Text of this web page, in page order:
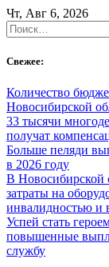
Skip
to
content
Чт, Авг 6, 2026
Найти:
Свежее:
Количество
Новосибирской
33 тысячи
получат
Больше пеляди
в 2026 году
В Новосибирской
затраты на
инвалидностью и
Успей стать
повышенные
службу